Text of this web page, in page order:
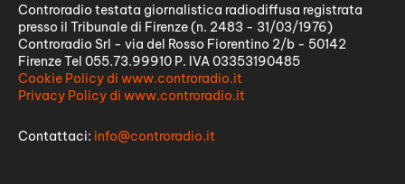
Controradio testata giornalistica radiodiffusa registrata
presso il Tribunale di Firenze (n. 2483 - 31/03/1976)
Controradio Srl - via del Rosso Fiorentino 2/b - 50142
Firenze Tel 055.73.99910 P. IVA 03353190485
Cookie Policy di www.controradio.it
Privacy Policy di www.controradio.it
Contattaci: info@controradio.it